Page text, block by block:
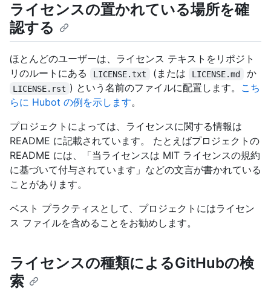
ライセンスの置かれている場所を確
認する
ほとんどのユーザーは、ライセンス テキストをリポジト
リのルートにある
LICENSE.txt (または LICENSE.md か
LICENSE.rst ) という名前のファイルに配置します。
こち
らに Hubot の例を示します。
プロジェクトによっては、ライセンスに関する情報は
README に記載されています。 たとえばプロジェクトの
README には、「当ライセンスは MIT ライセンスの規約
に基づいて付与されています」などの文言が書かれている
ことがあります。
ベスト プラクティスとして、プロジェクトにはライセン
ス ファイルを含めることをお勧めします。
ライセンスの種類によるGitHubの検
索